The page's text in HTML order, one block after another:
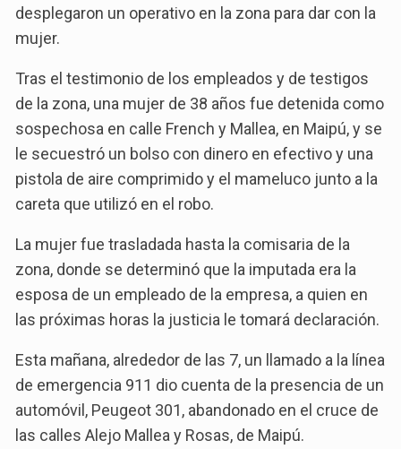
desplegaron un operativo en la zona para dar con la
mujer.
Tras el testimonio de los empleados y de testigos
de la zona, una mujer de 38 años fue detenida como
sospechosa en calle French y Mallea, en Maipú, y se
le secuestró un bolso con dinero en efectivo y una
pistola de aire comprimido y el mameluco junto a la
careta que utilizó en el robo.
La mujer fue trasladada hasta la comisaria de la
zona, donde se determinó que la imputada era la
esposa de un empleado de la empresa, a quien en
las próximas horas la justicia le tomará declaración.
Esta mañana, alrededor de las 7, un llamado a la línea
de emergencia 911 dio cuenta de la presencia de un
automóvil, Peugeot 301, abandonado en el cruce de
las calles Alejo Mallea y Rosas, de Maipú.